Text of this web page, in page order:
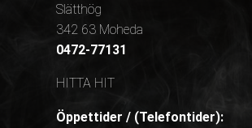
Slätthög
342 63 Moheda
0472-77131
HITTA HIT
Öppettider / (Telefontider):